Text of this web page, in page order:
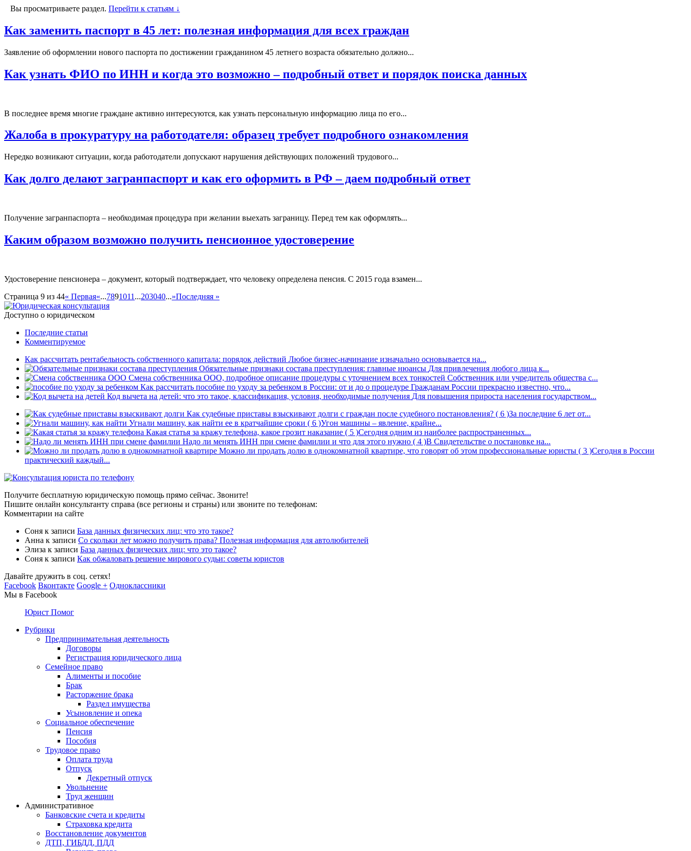
Вы просматриваете раздел. Перейти к статьям ↓
Как заменить паспорт в 45 лет: полезная информация для всех граждан
Заявление об оформлении нового паспорта по достижении гражданином 45 летнего возраста обязательно должно...
Как узнать ФИО по ИНН и когда это возможно – подробный ответ и порядок поиска данных
В последнее время многие граждане активно интересуются, как узнать персональную информацию лица по его...
Жалоба в прокуратуру на работодателя: образец требует подробного ознакомления
Нередко возникают ситуации, когда работодатели допускают нарушения действующих положений трудового...
Как долго делают загранпаспорт и как его оформить в РФ – даем подробный ответ
Получение загранпаспорта – необходимая процедура при желании выехать заграницу. Перед тем как оформлять...
Каким образом возможно получить пенсионное удостоверение
Удостоверение пенсионера – документ, который подтверждает, что человеку определена пенсия. С 2015 года взамен...
Страница 9 из 44« Первая«...7891011 ...203040...»Последняя »
Доступно о юридическом
Последние статьи
Комментируемое
Как рассчитать рентабельность собственного капитала: порядок действий Любое бизнес-начинание изначально основывается на...
Обязательные признаки состава преступления: главные нюансы Для привлечения любого лица к...
Смена собственника ООО, подробное описание процедуры с уточнением всех тонкостей Собственник или учредитель общества с...
Как рассчитать пособие по уходу за ребенком в России: от и до о процедуре Гражданам России прекрасно известно, что...
Код вычета на детей: что это такое, классификация, условия, необходимые получения Для повышения прироста населения государством...
Как судебные приставы взыскивают долги с граждан после судебного постановления? ( 6 )За последние 6 лет от...
Угнали машину, как найти ее в кратчайшие сроки ( 6 )Угон машины – явление, крайне...
Какая статья за кражу телефона, какое грозит наказание ( 5 )Сегодня одним из наиболее распространенных...
Надо ли менять ИНН при смене фамилии и что для этого нужно ( 4 )В Свидетельстве о постановке на...
Можно ли продать долю в однокомнатной квартире, что говорят об этом профессиональные юристы ( 3 )Сегодня в России
практический каждый...
Получите бесплатную юридическую помощь прямо сейчас. Звоните!
Пишите онлайн консультанту справа (все регионы и страны) или звоните по телефонам:
Комментарии на сайте
Соня к записи База данных физических лиц: что это такое?
Анна к записи Со скольки лет можно получить права? Полезная информация для автолюбителей
Элиза к записи База данных физических лиц: что это такое?
Соня к записи Как обжаловать решение мирового судьи: советы юристов
Давайте дружить в соц. сетях!
Facebook Вконтакте Google + Одноклассники
Мы в Facebook
Юрист Помог
Рубрики
Предпринимательная деятельность
Договоры
Регистрация юридического лица
Семейное право
Алименты и пособие
Брак
Расторжение брака
Раздел имущества
Усыновление и опека
Социальное обеспечение
Пенсия
Пособия
Трудовое право
Оплата труда
Отпуск
Декретный отпуск
Увольнение
Труд женщин
Административное
Банковские счета и кредиты
Страховка кредита
Восстановление документов
ДТП, ГИБДД, ПДД